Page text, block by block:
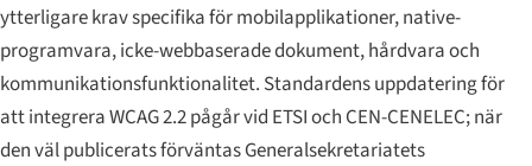
ytterligare krav specifika för mobilapplikationer, native-
programvara, icke-webbaserade dokument, hårdvara och
kommunikationsfunktionalitet. Standardens uppdatering för
att integrera WCAG 2.2 pågår vid ETSI och CEN-CENELEC; när
den väl publicerats förväntas Generalsekretariatets